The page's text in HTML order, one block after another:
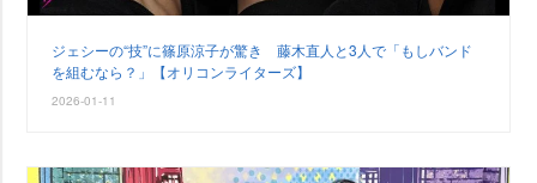
ジェシーの“技”に篠原涼子が驚き 藤木直人と3人で「もしバンド
を組むなら？」【オリコンライターズ】
2026-01-11